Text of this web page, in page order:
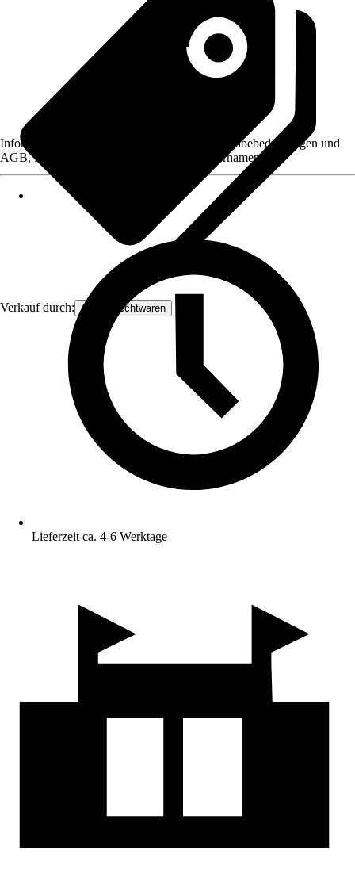
Verkauf durch: Frank Flechtwaren
Informationen des Verkäufers, wie z. B. Rückgabebedingungen und
AGB, finden Sie bei Klick auf den Verkäufernamen.
Lieferzeit ca. 4-6 Werktage